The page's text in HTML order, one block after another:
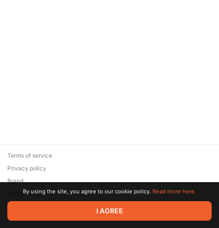
© 2026 Zaya Solutions Limited. All rights reserved. All trademarks
are the property of their respective owners.
Terms of service
Privacy policy
Brand
SupportBy using the site, you agree to our cookie policy. Read more here.
I AGREE